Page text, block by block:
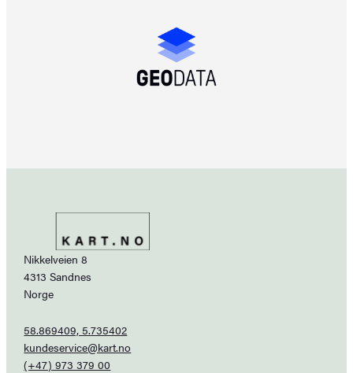
Nikkelveien 8
4313 Sandnes
Norge
58.869409, 5.735402
kundeservice@kart.no
(+47) 973 379 00